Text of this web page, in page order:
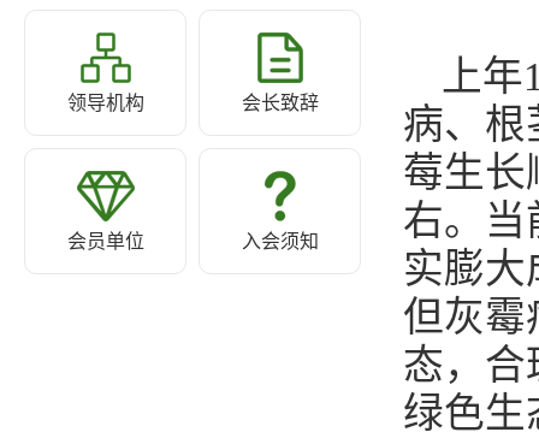
领导机构 会长致辞
会员单位 入会须知
上
病、根
莓生长
右。当
实膨大
但灰霉
态，合
绿色生